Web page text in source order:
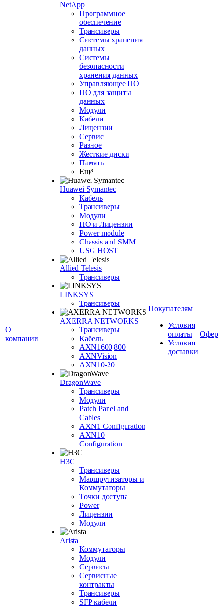
О
компании
NetApp
Программное
обеспечение
Трансиверы
Системы хранения
данных
Системы
безопасности
хранения данных
Управляющее ПО
ПО для защиты
данных
Модули
Кабели
Лицензии
Сервис
Разное
Жесткие диски
Память
Ещё
Huawei Symantec
Кабель
Трансиверы
Модули
ПО и Лицензии
Power module
Chassis and SMM
USG HOST
Allied Telesis
Трансиверы
LINKSYS
Трансиверы
AXERRA NETWORKS
Трансиверы
Кабель
AXN1600|800
AXNVision
AXN10-20
DragonWave
Трансиверы
Модули
Patch Panel and
Cables
AXN1 Configuration
AXN10
Configuration
H3С
Трансиверы
Маршрутизаторы и
Коммутаторы
Точки доступа
Power
Лицензии
Модули
Arista
Коммутаторы
Модули
Сервисы
Сервисные
контракты
Трансиверы
SFP кабели
Покупателям
Условия
оплаты
Условия
доставки